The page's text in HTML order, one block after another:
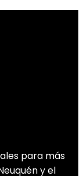
para más
y el